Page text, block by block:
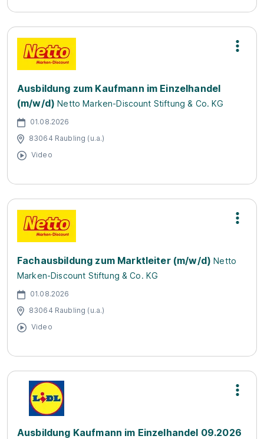
Ausbildung zum Kaufmann im Einzelhandel
(m/w/d) Netto Marken-Discount Stiftung & Co. KG
01.08.2026
83064 Raubling (u.a.)
Video
Fachausbildung zum Marktleiter (m/w/d) Netto
Marken-Discount Stiftung & Co. KG
01.08.2026
83064 Raubling (u.a.)
Video
Ausbildung Kaufmann im Einzelhandel 09.2026